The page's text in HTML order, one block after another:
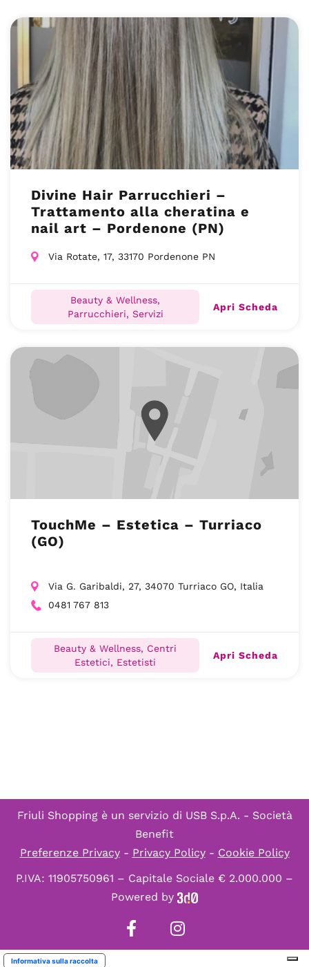
Divine Hair Parrucchieri –
Trattamento alla cheratina e
nail art – Pordenone (PN)
Via Rotate, 17, 33170 Pordenone PN
Beauty & Wellness,
Parrucchieri, Servizi
Apri Scheda
TouchMe – Estetica – Turriaco
(GO)
Via G. Garibaldi, 27, 34070 Turriaco GO, Italia
0481 767 813
Beauty & Wellness, Centri
Estetici, Estetisti
Apri Scheda
Friuli Shopping è un servizio di USB S.p.A. - Società
Benefit
Preferenze Privacy- Privacy Policy- Cookie Policy
P.IVA: 11905750961 – Capitale Sociale € 2.000.000 –
Powered by
Informativa sulla raccolta